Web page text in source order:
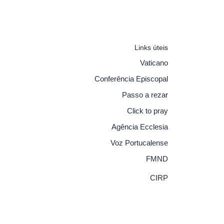
Links úteis
Vaticano
Conferência Episcopal
Passo a rezar
Click to pray
Agência Ecclesia
Voz Portucalense
FMND
CIRP